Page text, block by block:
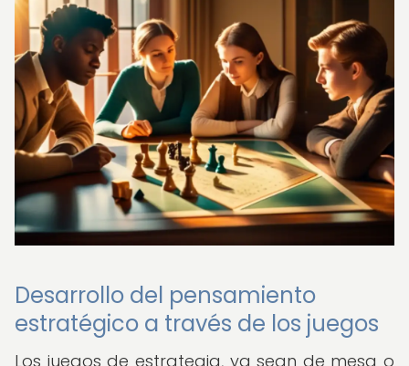
Desarrollo del pensamiento
estratégico a través de los juegos
Los juegos de estrategia, ya sean de mesa o